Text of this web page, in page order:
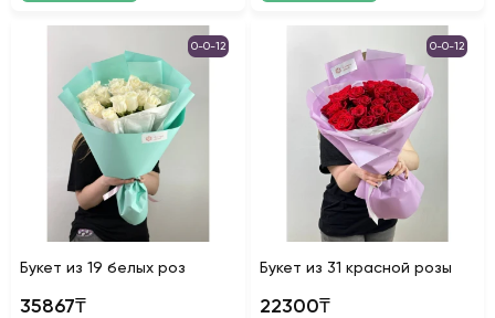
0-0-12
Букет из 19 белых роз
35867₸
0-0-12
Букет из 31 красной розы
22300₸